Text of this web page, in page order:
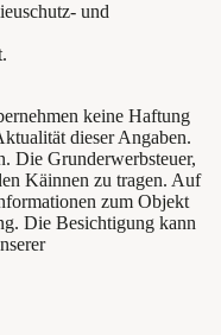
und
keine Haftung
dieser Angaben.
Die Grunderwerbsteuer,
Käinnen zu tragen. Auf
zum Objekt
Die Besichtigung kann